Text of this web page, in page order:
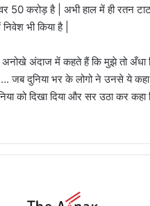
50 करोड़ है | अभी हाल में ही रतन
भी किया है |
अंदाज में कहते हैं कि मुझे तो अँधा
…. जब दुनिया भर के लोगो ने उनसे ये
को दिखा दिया और सर उठा कर कहा